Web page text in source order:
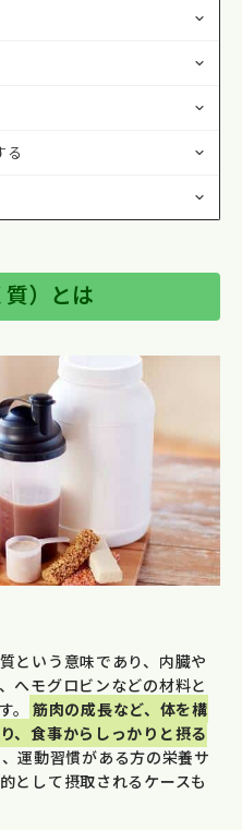
る
）とは
という意味であり、内臓や
へモグロビンなどの材料と
。
筋肉の成長など、体を構
、食事からしっかりと摂る
運動習慣がある方の栄養サ
として摂取されるケースも